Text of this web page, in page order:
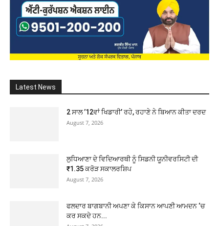
Latest News
2 ਸਾਲ ’12ਵਾਂ ਖਿਡਾਰੀ’ ਰਹੇ, ਰਹਾਣੇ ਨੇ ਬਿਆਨ ਕੀਤਾ ਦਰਦ
August 7, 2026
ਲੁਧਿਆਣਾ ਦੇ ਵਿਦਿਆਰਥੀ ਨੂੰ ਸਿਡਨੀ ਯੂਨੀਵਰਸਿਟੀ ਦੀ
₹1.35 ਕਰੋੜ ਸਕਾਲਰਸ਼ਿਪ
August 7, 2026
ਫਲਦਾਰ ਬਾਗਬਾਨੀ ਅਪਣਾ ਕੇ ਕਿਸਾਨ ਆਪਣੀ ਆਮਦਨ ‘ਚ
ਕਰ ਸਕਦੇ ਹਨ...